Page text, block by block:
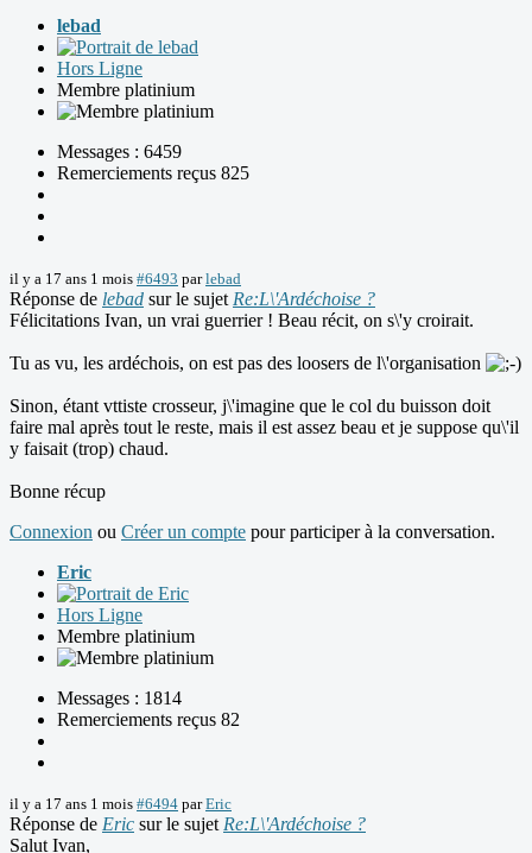
lebad
Hors Ligne
Membre platinium
Messages : 6459
Remerciements reçus 825
il y a 17 ans 1 mois #6493 parlebad
Réponse de lebad sur le sujet Re:L\'Ardéchoise ?
Félicitations Ivan, un vrai guerrier ! Beau récit, on s\'y croirait.
Tu as vu, les ardéchois, on est pas des loosers de l\'organisation
Sinon, étant vttiste crosseur, j\'imagine que le col du buisson doit
faire mal après tout le reste, mais il est assez beau et je suppose qu\'il
y faisait (trop) chaud.
Bonne récup
Connexion ou Créer un compte pour participer à la conversation.
Eric
Hors Ligne
Membre platinium
Messages : 1814
Remerciements reçus 82
il y a 17 ans 1 mois #6494 parEric
Réponse de Eric sur le sujet Re:L\'Ardéchoise ?
Salut Ivan,